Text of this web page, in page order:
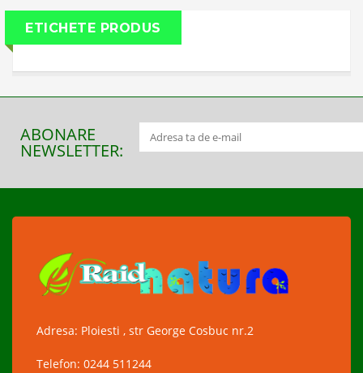
ETICHETE PRODUS
ABONARE
NEWSLETTER:
Adresa: Ploiesti , str George Cosbuc nr.2
Telefon: 0244 511244